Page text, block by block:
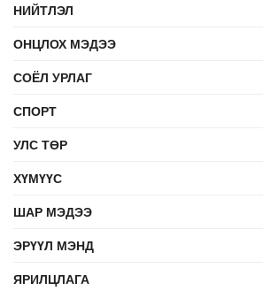
НИЙТЛЭЛ
ОНЦЛОХ МЭДЭЭ
СОЁЛ УРЛАГ
СПОРТ
УЛС ТӨР
ХҮМҮҮС
ШАР МЭДЭЭ
ЭРҮҮЛ МЭНД
ЯРИЛЦЛАГА